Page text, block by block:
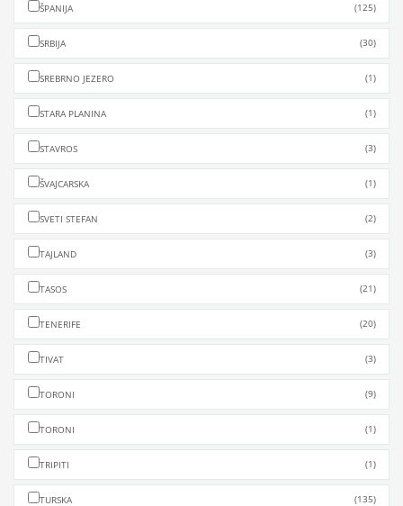
ŠPANIJA (125)
SRBIJA (30)
SREBRNO JEZERO (1)
STARA PLANINA (1)
STAVROS (3)
ŠVAJCARSKA (1)
SVETI STEFAN (2)
TAJLAND (3)
TASOS (21)
TENERIFE (20)
TIVAT (3)
TORONI (9)
TORONI (1)
TRIPITI (1)
TURSKA (135)